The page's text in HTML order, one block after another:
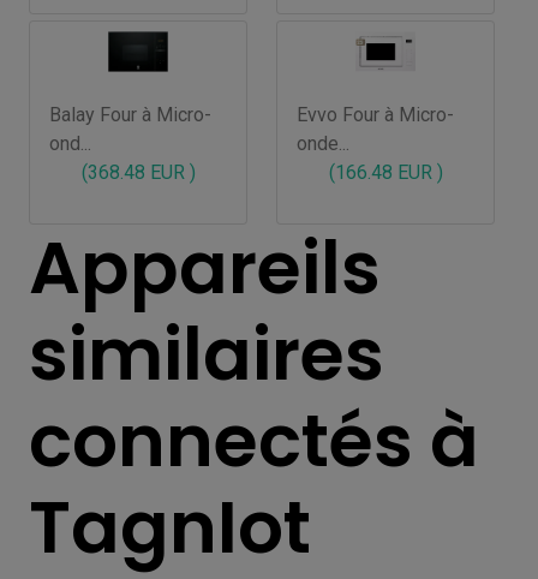
Balay Four à Micro-
ond...
(368.48 EUR )
Evvo Four à Micro-
onde...
(166.48 EUR )
Appareils
similaires
connectés à
TagnIot